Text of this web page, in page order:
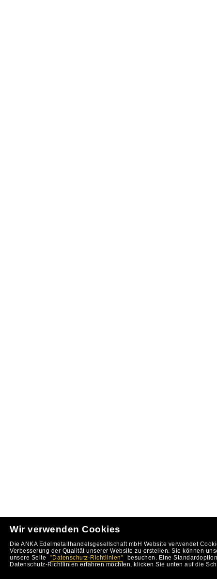
Wir verwenden Cookies
Die ANKA Edelmetallhandelsgesellschaft mbH Website verwendet
Verbesserung der Qualität unserer Website zu erstellen. Sie können
unsere Seite
"Datenschutz-Richtlinien"
besuchen. Eine
Datenschutz-Richtlinien erfahren möchten, klicken Sie unten auf die